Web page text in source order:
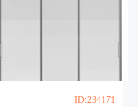
ID:234171